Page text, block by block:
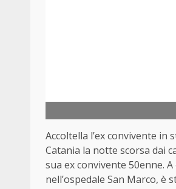
Accoltella l’ex convivente
Catania la notte scorsa dai
sua ex convivente 50enne.
nell’ospedale San Marco, è